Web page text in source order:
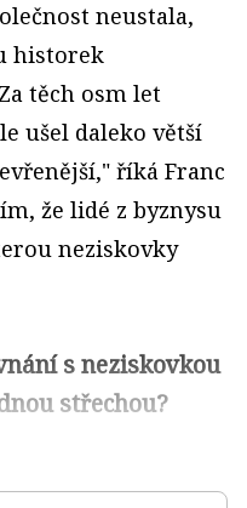
neustala,
historek
těch osm let
ušel daleko větší
říká Franc
že lidé z byznysu
neziskovky
s neziskovkou
střechou?